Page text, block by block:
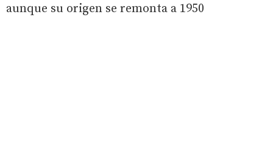
aunque su origen se remonta a 1950